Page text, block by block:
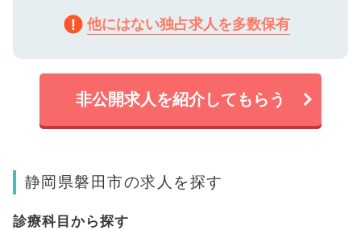
他にはない独占求人を多数保有
非公開求人を紹介してもらう
静岡県磐田市の求人を探す
診療科目から探す